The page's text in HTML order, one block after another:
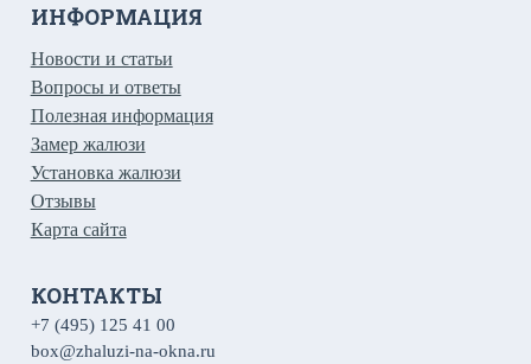
ИНФОРМАЦИЯ
Новости и статьи
Вопросы и ответы
Полезная информация
Замер жалюзи
Установка жалюзи
Отзывы
Карта сайта
КОНТАКТЫ
+7 (495) 125 41 00
box@zhaluzi-na-okna.ru